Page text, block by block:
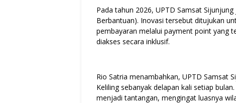
Pada tahun 2026, UPTD Samsat
Berbantuan). Inovasi tersebut ditujukan
pembayaran melalui payment point yang
diakses secara inklusif.
Rio Satria menambahkan, UPTD Samsat
Keliling sebanyak delapan kali setiap
menjadi tantangan, mengingat luasnya